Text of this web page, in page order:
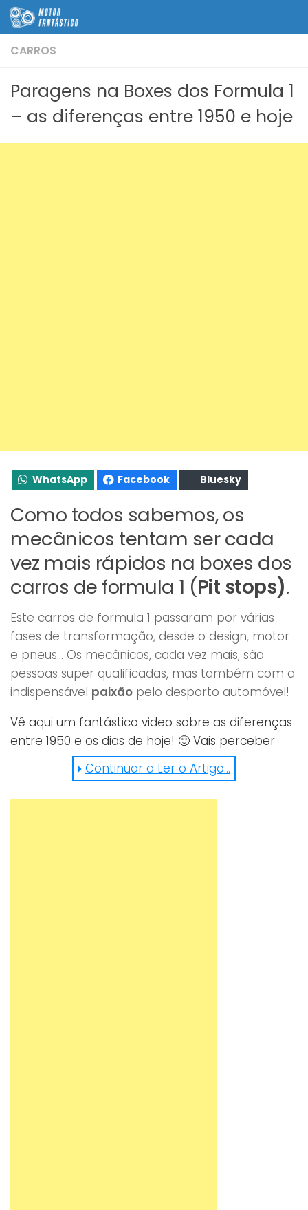
Skip to content
CARROS
Paragens na Boxes dos Formula 1
– as diferenças entre 1950 e hoje
WhatsApp Facebook Bluesky
Como todos sabemos, os
mecânicos tentam ser cada
vez mais rápidos na boxes dos
carros de formula 1 (Pit stops).
Este carros de formula 1 passaram por várias
fases de transformação, desde o design, motor
e pneus… Os mecânicos, cada vez mais, são
pessoas super qualificadas, mas também com a
indispensável paixão pelo desporto automóvel!
Vê aqui um fantástico video sobre as diferenças
entre 1950 e os dias de hoje! 🙂 Vais perceber
bem as diferenças! 😉
Continuar a Ler o Artigo...